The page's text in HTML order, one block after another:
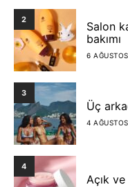
2
Salon
bakımı
6
3
Üç
4
4
Açık